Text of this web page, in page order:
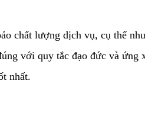
chất lượng dịch vụ, cụ thể
với quy tắc đạo đức và ứng
nhất.